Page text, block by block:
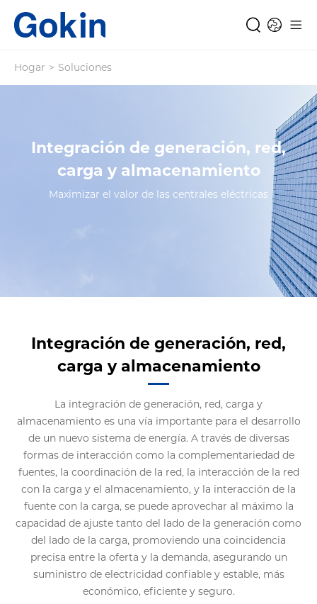
Hogar > Soluciones
Integración de generación, red,
carga y almacenamiento
Maximizar el valor de las centrales eléctricas
Integración de generación, red,
carga y almacenamiento
La integración de generación, red, carga y
almacenamiento es una vía importante para el desarrollo
de un nuevo sistema de energía. A través de diversas
formas de interacción como la complementariedad de
fuentes, la coordinación de la red, la interacción de la red
con la carga y el almacenamiento, y la interacción de la
fuente con la carga, se puede aprovechar al máximo la
capacidad de ajuste tanto del lado de la generación como
del lado de la carga, promoviendo una coincidencia
precisa entre la oferta y la demanda, asegurando un
suministro de electricidad confiable y estable, más
económico, eficiente y seguro.